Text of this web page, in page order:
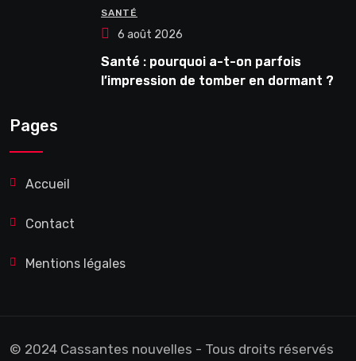
SANTÉ
6 août 2026
Santé : pourquoi a-t-on parfois
l’impression de tomber en dormant ?
Pages
Accueil
Contact
Mentions légales
© 2024 Cassantes nouvelles - Tous droits réservés